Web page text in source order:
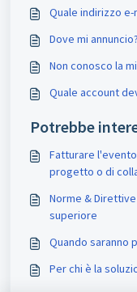
Quale indirizzo
Dove mi annuncio?
Non conosco la
Quale account
Potrebbe
Fatturare
progetto o di
Norme &
superiore
Quando saranno
Per chi è la